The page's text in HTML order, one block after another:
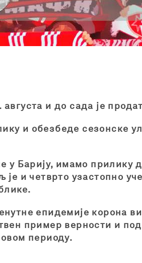
и до сада је
и обезбеде сезонске
у Барију, имамо прилику
и четврто узастопно
епидемије корона
пример верности и
периоду.